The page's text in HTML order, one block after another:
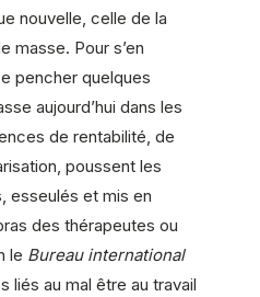
nouvelle, celle de la
masse. Pour s’en
pencher quelques
aujourd’hui dans les
de rentabilité, de
poussent les
esseulés et mis en
des thérapeutes ou
le Bureau international
liés au mal être au travail